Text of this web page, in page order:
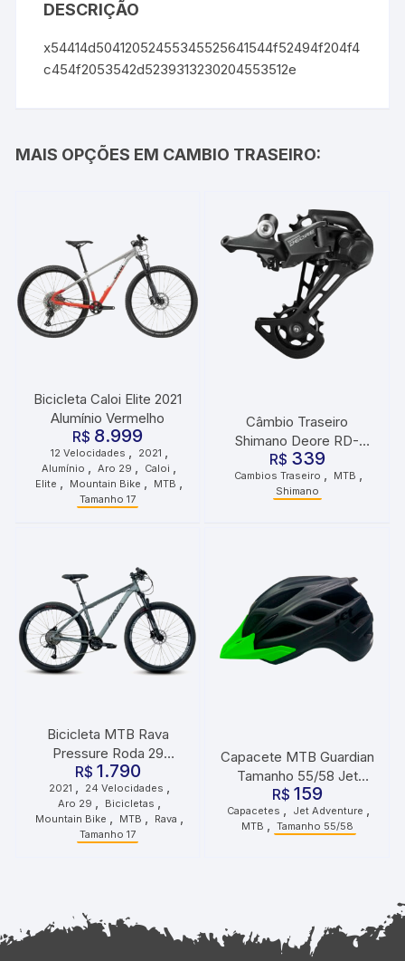
DESCRIÇÃO
x54414d50412052455345525641544f52494f204f4
c454f2053542d5239313230204553512e
MAIS OPÇÕES EM CAMBIO TRASEIRO:
Bicicleta Caloi Elite 2021
Alumínio Vermelho
R$ 8.999
12 Velocidades 2021
Alumínio Aro 29 Caloi
Elite Mountain Bike MTB
Tamanho 17
Câmbio Traseiro
Shimano Deore RD-
M5100 SGS 11v
R$ 339
Cambios Traseiro , MTB ,
Shimano
Bicicleta MTB Rava
Pressure Roda 29
Tamanho 17 24
Velocidades 2021 Cinza
Preto
R$ 1.790
2021 , 24 Velocidades ,
Aro 29 , Bicicletas ,
Mountain Bike , MTB , Rava ,
Tamanho 17
Capacete MTB Guardian
Tamanho 55/58 Jet
Adventure Preto Fosco
Verde Neon
R$ 159
Capacetes , Jet Adventure ,
MTB , Tamanho 55/58